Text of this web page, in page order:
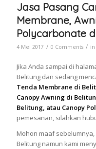
Jasa Pasang
Membrane,
Polycarbonate
4 Mei 2017 / 0 Comments / in
Jika Anda sampai di
Belitung dan sedang
Tenda Membrane di
Canopy Awning di
Belitung, atau Canopy
pemesanan, silahkan
Mohon maaf
Belitung namun kami